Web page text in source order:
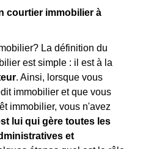
courtier immobilier à
La définition du
est simple : il est à la
. Ainsi, lorsque vous
immobilier et que vous
immobilier, vous n'avez
lui qui gère toutes les
et